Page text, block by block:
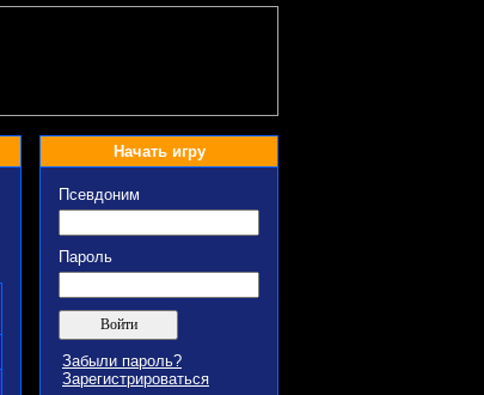
Начать игру
Псевдоним
Пароль
Забыли пароль?
Зарегистрироваться